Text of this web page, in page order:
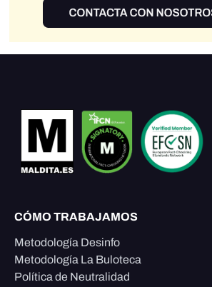
CÓMO TRABAJAMOS
Metodología Desinfo
Metodología La Buloteca
Política de Neutralidad